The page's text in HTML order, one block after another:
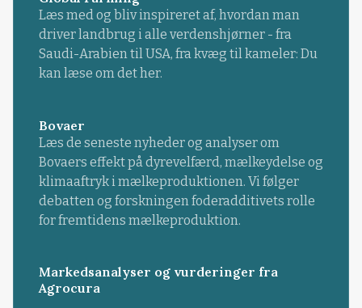
Læs med og bliv inspireret af, hvordan man
driver landbrug i alle verdenshjørner - fra
Saudi-Arabien til USA, fra kvæg til kameler: Du
kan læse om det her.
Bovaer
Læs de seneste nyheder og analyser om
Bovaers effekt på dyrevelfærd, mælkeydelse og
klimaaftryk i mælkeproduktionen. Vi følger
debatten og forskningen foderadditivets rolle
for fremtidens mælkeproduktion.
Markedsanalyser og vurderinger fra
Agrocura